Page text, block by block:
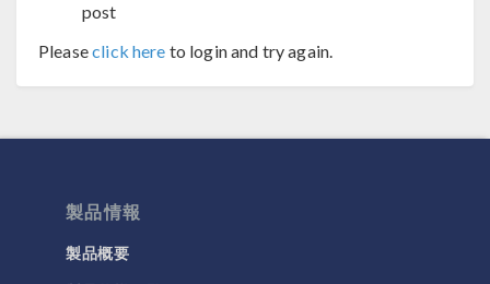
post
Pleaseclick here to login and try again.
製品情報
製品概要